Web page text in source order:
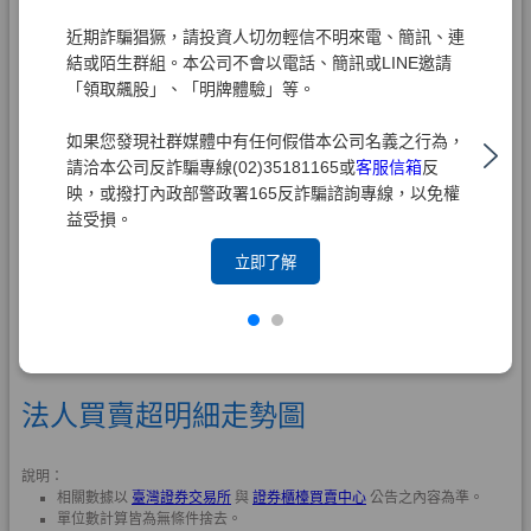
近期詐騙猖獗，請投資人切勿輕信不明來電、簡訊、連
結或陌生群組。本公司不會以電話、簡訊或LINE邀請
「領取飆股」、「明牌體驗」等。
如果您發現社群媒體中有任何假借本公司名義之行為，
請洽本公司反詐騙專線(02)35181165或客服信箱反
映，或撥打內政部警政署165反詐騙諮詢專線，以免權
益受損。
立即了解